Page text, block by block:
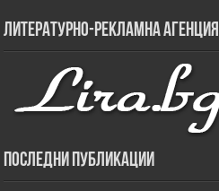
Литературно-рекламна агенция
Последни публикации